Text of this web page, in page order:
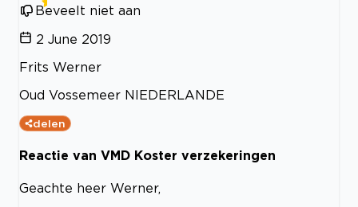
Beveelt niet aan
2 June 2019
Frits Werner
Oud Vossemeer NIEDERLANDE
delen
Reactie van VMD Koster verzekeringen
Geachte heer Werner,